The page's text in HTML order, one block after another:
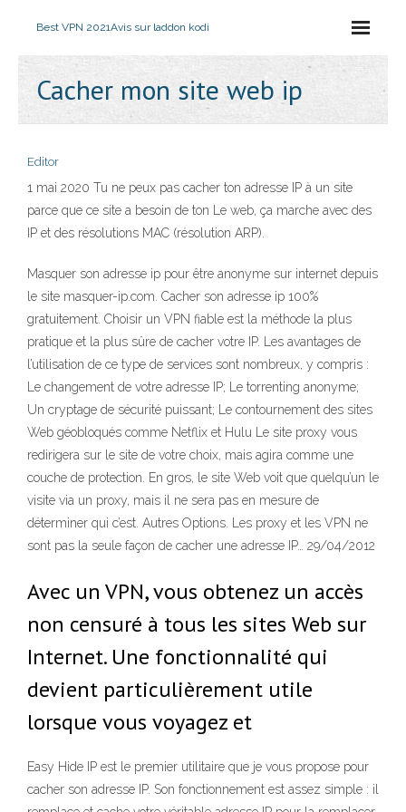
Best VPN 2021Avis sur laddon kodi
Cacher mon site web ip
Editor
1 mai 2020 Tu ne peux pas cacher ton adresse IP à un site
parce que ce site a besoin de ton Le web, ça marche avec des
IP et des résolutions MAC (résolution ARP).
Masquer son adresse ip pour être anonyme sur internet depuis
le site masquer-ip.com. Cacher son adresse ip 100%
gratuitement. Choisir un VPN fiable est la méthode la plus
pratique et la plus sûre de cacher votre IP. Les avantages de
l’utilisation de ce type de services sont nombreux, y compris :
Le changement de votre adresse IP; Le torrenting anonyme;
Un cryptage de sécurité puissant; Le contournement des sites
Web géobloqués comme Netflix et Hulu Le site proxy vous
redirigera sur le site de votre choix, mais agira comme une
couche de protection. En gros, le site Web voit que quelqu’un le
visite via un proxy, mais il ne sera pas en mesure de
déterminer qui c’est. Autres Options. Les proxy et les VPN ne
sont pas la seule façon de cacher une adresse IP… 29/04/2012
Avec un VPN, vous obtenez un accès
non censuré à tous les sites Web sur
Internet. Une fonctionnalité qui
devient particulièrement utile
lorsque vous voyagez et
Easy Hide IP est le premier utilitaire que je vous propose pour
cacher son adresse IP. Son fonctionnement est assez simple : il